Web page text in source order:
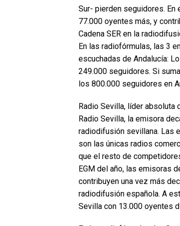
Sur- pierden seguidores. En
77.000 oyentes más, y
Cadena SER en la
En las radiofórmulas, las 3
escuchadas de Andalucía:
249.000 seguidores. Si
los 800.000 seguidores en
Radio Sevilla, líder absoluta
Radio Sevilla, la emisora
radiodifusión sevillana. Las
son las únicas radios
que el resto de
EGM del año, las emisoras
contribuyen una vez más
radiodifusión española. A
Sevilla con 13.000 oyentes